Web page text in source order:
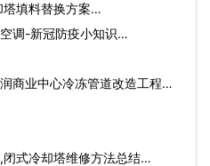
塔填料替换方案…
调-新冠防疫小知识…
商业中心冷冻管道改造工程…
式冷却塔维修方法总结…